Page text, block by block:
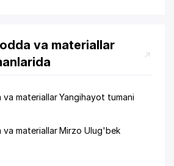
va materiallar
materiallar Yangihayot tumani
va materiallar Mirzo Ulug'bek